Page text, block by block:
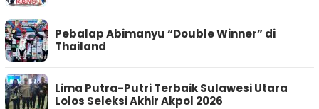
Pebalap Abimanyu “Double Winner” di
Thailand
Lima Putra-Putri Terbaik Sulawesi Utara
Lolos Seleksi Akhir Akpol 2026